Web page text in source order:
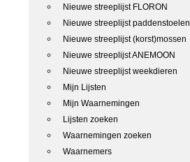
Nieuwe streeplijst FLORON
Nieuwe streeplijst paddenstoelen
Nieuwe streeplijst (korst)mossen
Nieuwe streeplijst ANEMOON
Nieuwe streeplijst weekdieren
Mijn Lijsten
Mijn Waarnemingen
Lijsten zoeken
Waarnemingen zoeken
Waarnemers